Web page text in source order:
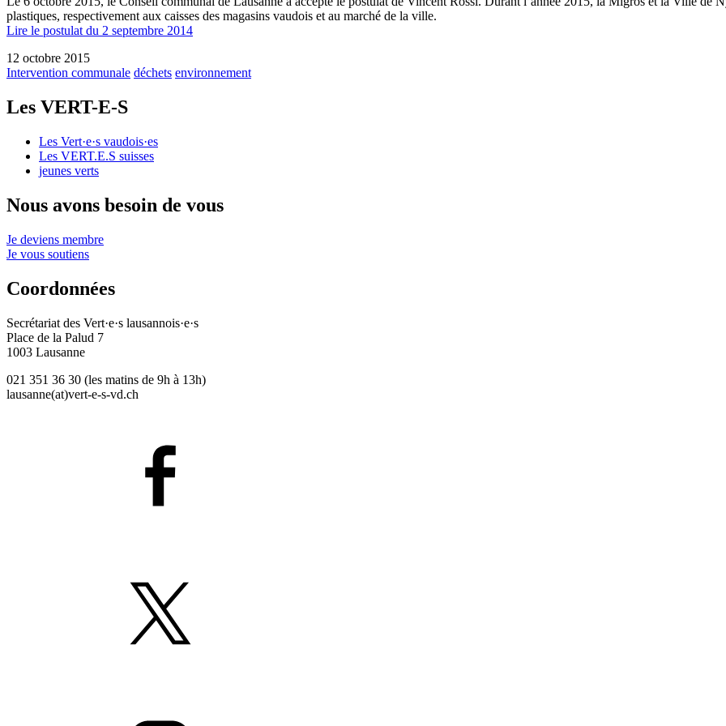
plastiques, respectivement aux caisses des magasins vaudois et au marché de la ville.
Lire le postulat du 2 septembre 2014
12 octobre 2015
Intervention communale déchets environnement
Les VERT-E-S
Les Vert·e·s vaudois·es
Les VERT.E.S suisses
jeunes verts
Nous avons besoin de vous
Je deviens membre
Je vous soutiens
Coordonnées
Secrétariat des Vert·e·s lausannois·e·s
Place de la Palud 7
1003 Lausanne
021 351 36 30 (les matins de 9h à 13h)
lausanne(at)vert-e-s-vd.ch